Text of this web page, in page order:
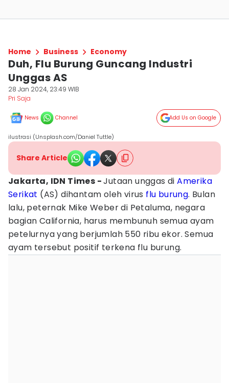
Home Business Economy
Duh, Flu Burung Guncang Industri
Unggas AS
28 Jan 2024, 23:49 WIB
Pri Saja
News Channel Add Us on Google
ilustrasi (Unsplash.com/Daniel Tuttle)
Share Article
Jakarta, IDN Times -Jutaan unggas diAmerika
Serikat (AS) dihantam oleh virus flu burung. Bulan
lalu, peternak Mike Weber di Petaluma, negara
bagian California, harus membunuh semua ayam
petelurnya yang berjumlah 550 ribu ekor. Semua
ayam tersebut positif terkena flu burung.